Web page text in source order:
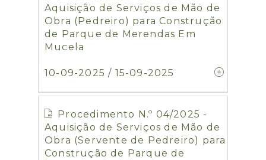
Aquisição de Serviços de Mão de
Obra (Pedreiro) para Construção
de Parque de Merendas Em
Mucela
10-09-2025 / 15-09-2025
Procedimento N.º 04/2025 -
Aquisição de Serviços de Mão de
Obra (Servente de Pedreiro) para
Construção de Parque de